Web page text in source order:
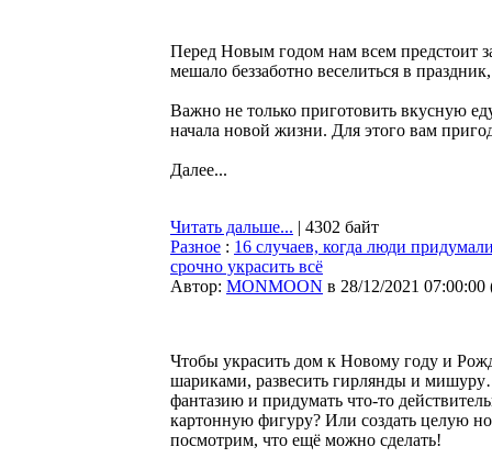
Перед Новым годом нам всем предстоит
мешало беззаботно веселиться в
Важно не только приготовить вкусную
начала новой жизни. Для этого вам
Далее...
Читать дальше... | 4302 байт
Разное : 16 случаев, когда люди
срочно украсить всё
Автор: MONMOON в 28/12/2021 07:00:00
Чтобы украсить дом к Новому году и
шариками, развесить гирлянды и
фантазию и придумать что-то
картонную фигуру? Или создать целую
посмотрим, что ещё можно сделать!